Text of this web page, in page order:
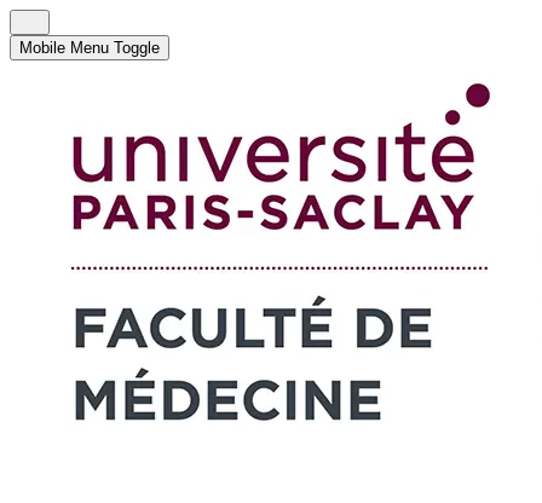
Mobile Menu Toggle